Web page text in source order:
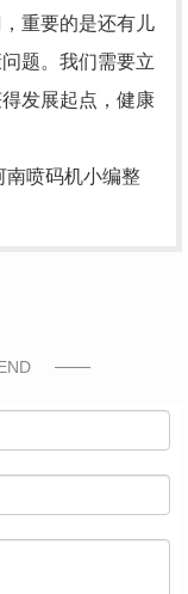
重要的是还有儿
题。我们需要立
发展起点，健康
南喷码机小编整